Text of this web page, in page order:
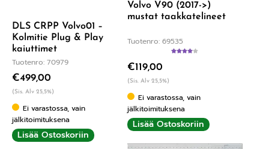
DLS CRPP Volvo01 –
Kolmitie Plug & Play
kaiuttimet
Tuotenro: 70979
€499,00
(Sis. Alv 25,5%)
Ei varastossa, vain
jälkitoimituksena
Lisää Ostoskoriin
Volvo V90 (2017->)
mustat taakkatelineet
Tuotenro: 69535
€119,00
(Sis. Alv 25,5%)
Ei varastossa, vain
jälkitoimituksena
Lisää Ostoskoriin